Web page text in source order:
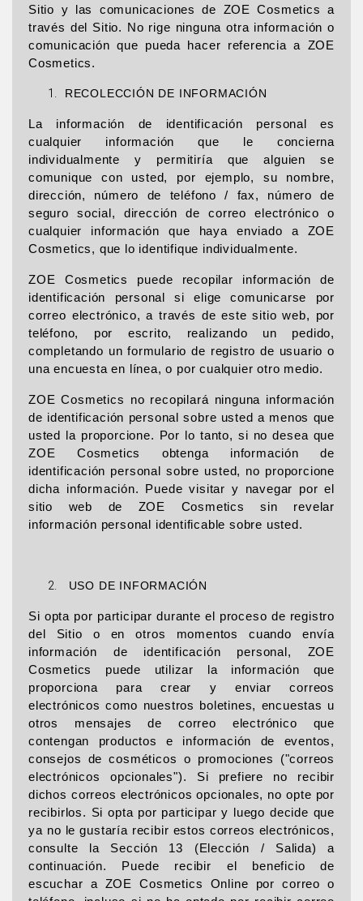
Sitio y las comunicaciones de ZOE Cosmetics a
través del Sitio. No rige ninguna otra información o
comunicación que pueda hacer referencia a ZOE
Cosmetics.
RECOLECCIÓN DE INFORMACIÓN
La información de identificación personal es
cualquier información que le concierna
individualmente y permitiría que alguien se
comunique con usted, por ejemplo, su nombre,
dirección, número de teléfono / fax, número de
seguro social, dirección de correo electrónico o
cualquier información que haya enviado a ZOE
Cosmetics, que lo identifique individualmente.
ZOE Cosmetics puede recopilar información de
identificación personal si elige comunicarse por
correo electrónico, a través de este sitio web, por
teléfono, por escrito, realizando un pedido,
completando un formulario de registro de usuario o
una encuesta en línea, o por cualquier otro medio.
ZOE Cosmetics no recopilará ninguna información
de identificación personal sobre usted a menos que
usted la proporcione. Por lo tanto, si no desea que
ZOE Cosmetics obtenga información de
identificación personal sobre usted, no proporcione
dicha información. Puede visitar y navegar por el
sitio web de ZOE Cosmetics sin revelar
información personal identificable sobre usted.
USO DE INFORMACIÓN
Si opta por participar durante el proceso de registro
del Sitio o en otros momentos cuando envía
información de identificación personal, ZOE
Cosmetics puede utilizar la información que
proporciona para crear y enviar correos
electrónicos como nuestros boletines, encuestas u
otros mensajes de correo electrónico que
contengan productos e información de eventos,
consejos de cosméticos o promociones ("correos
electrónicos opcionales"). Si prefiere no recibir
dichos correos electrónicos opcionales, no opte por
recibirlos. Si opta por participar y luego decide que
ya no le gustaría recibir estos correos electrónicos,
consulte la Sección 13 (Elección / Salida) a
continuación. Puede recibir el beneficio de
escuchar a ZOE Cosmetics Online por correo o